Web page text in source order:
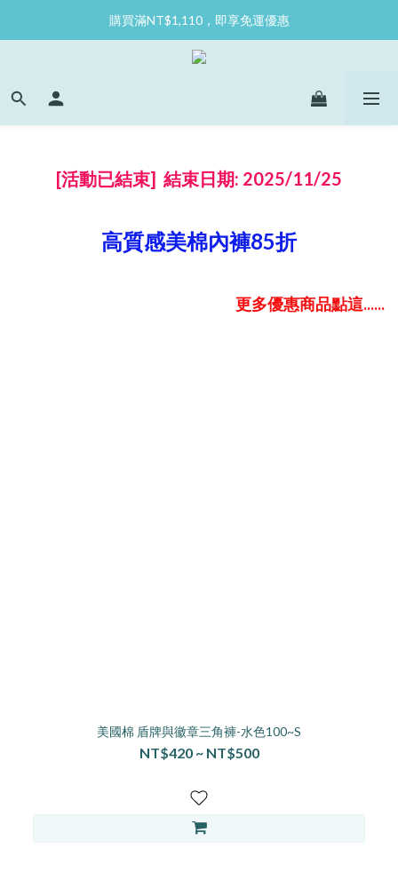
購買滿NT$1,110，即享免運優惠
[活動已結束] 結束日期: 2025/11/25
高質感美棉內褲85折
更多優惠商品點這......
美國棉 盾牌與徽章三角褲-水色100~S
NT$420 ~ NT$500